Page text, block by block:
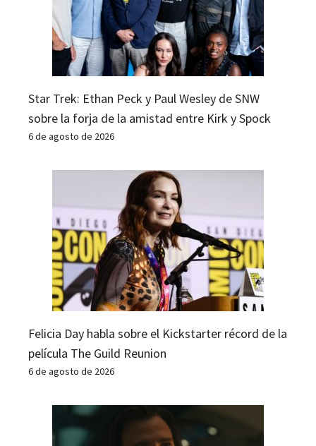
Star Trek: Ethan Peck y Paul Wesley de SNW
sobre la forja de la amistad entre Kirk y Spock
6 de agosto de 2026
Felicia Day habla sobre el Kickstarter récord de la
película The Guild Reunion
6 de agosto de 2026